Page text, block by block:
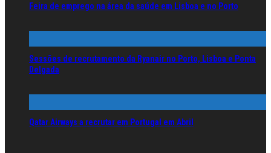
Feira de emprego na área da saúde em Lisboa e no Porto
Sessões de recrutamento da Ryanair no Porto, Lisboa e Ponta
Delgada
Qatar Airways a recrutar em Portugal em Abril